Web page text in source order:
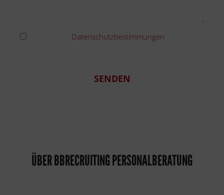
Datenschutzbestimmungen
SENDEN
ÜBER BBRECRUITING PERSONALBERATUNG